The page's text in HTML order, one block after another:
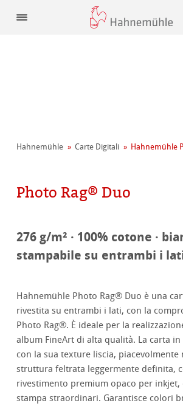
Hahnemühle Carte Digitali Hahnemühle
Photo Rag® Duo
276 g/m² · 100% cotone ·
stampabile su entrambi i
Hahnemühle Photo Rag® Duo è una
rivestita su entrambi i lati, con la
Photo Rag®. È ideale per la
album FineArt di alta qualità. La carta
con la sua texture liscia, piacevolmente
struttura feltrata leggermente definita,
rivestimento premium opaco per
stampa straordinari. Garantisce colori